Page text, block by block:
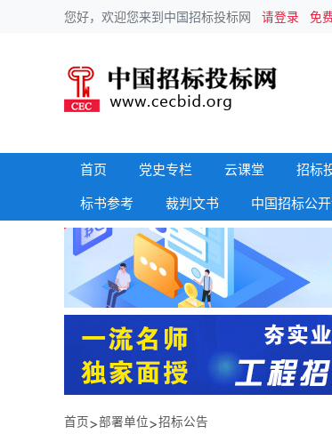
您好，欢迎您来到中国招标投标网 请登录 免
首页 党史专栏 云课堂
政府采购
建筑工程
国企采购
招标
招标
中标
变更
招标
标书参考
裁判文书 中国招标公
首页>部署单位>招标公告